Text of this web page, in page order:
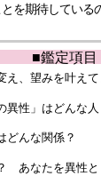
を期待している
■鑑定項目
え、望みを叶えて
異性」はどんな人
どんな関係？
あなたを異性と